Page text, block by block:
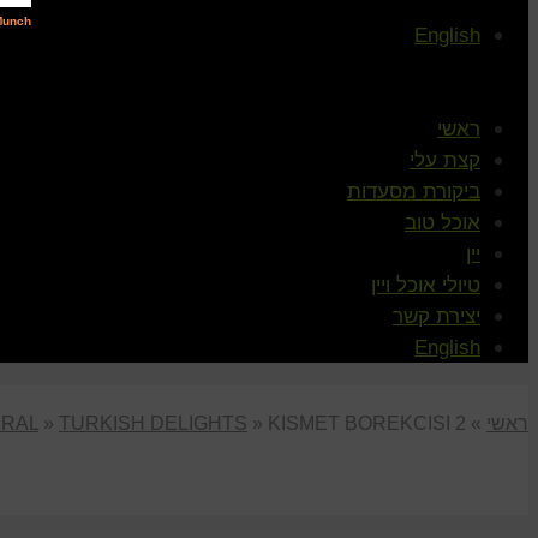
English
ראשי
קצת עלי
ביקורת מסעדות
אוכל טוב
יין
טיולי אוכל ויין
יצירת קשר
English
ראשי »
» TURKISH DELIGHTS » KISMET BOREKCISI 2